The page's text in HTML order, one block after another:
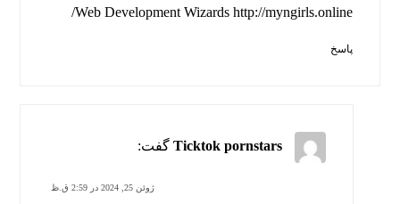
Web Development Wizards http://myngirls.online/
پاسخ
Ticktok pornstars گفت:
ژوئن 25, 2024 در 2:59 ق.ظ